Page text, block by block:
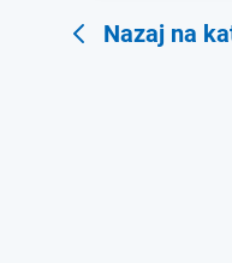
Nazaj na